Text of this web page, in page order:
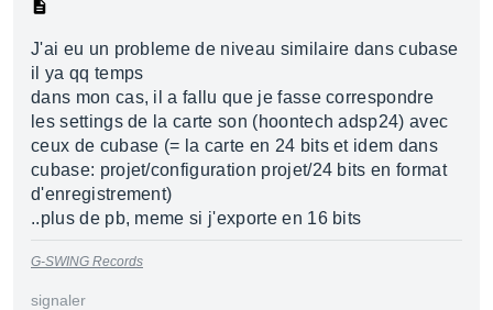
J'ai eu un probleme de niveau similaire dans cubase
il ya qq temps
dans mon cas, il a fallu que je fasse correspondre
les settings de la carte son (hoontech adsp24) avec
ceux de cubase (= la carte en 24 bits et idem dans
cubase: projet/configuration projet/24 bits en format
d'enregistrement)
..plus de pb, meme si j'exporte en 16 bits
G-SWING Records
signaler